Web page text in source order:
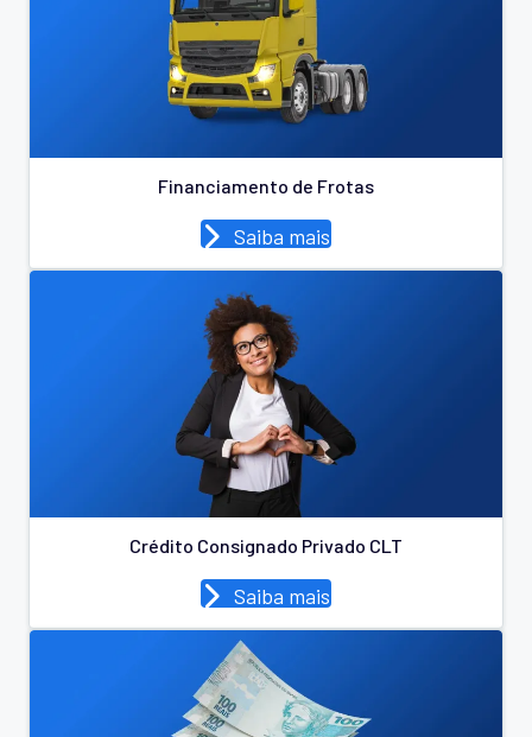
Financiamento de Frotas
Saiba mais
Crédito Consignado Privado CLT
Saiba mais